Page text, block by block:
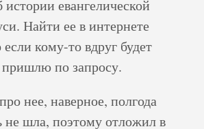
истории евангелической
Найти ее в интернете
кому-то вдруг будет
пришлю по запросу.
нее, наверное, полгода
не шла, поэтому отложил в